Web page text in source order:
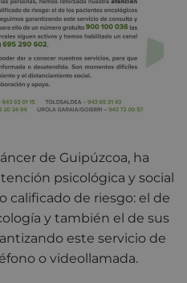
de Guipúzcoa, ha
psicológica y social
calificado de riesgo: el de
y también el de sus
este servicio de
o videollamada.